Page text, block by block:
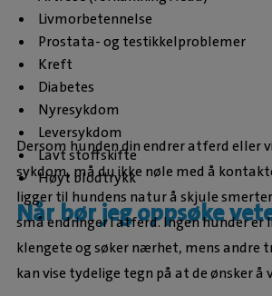
Livmorbetennelse
Prostata- og testikkelproblemer
Kreft
Diabetes
Nyresykdom
Leversykdom
Lavt stoffskifte
Høyt blodtrykk
Når bør jeg oppsøke
Dersom hunden din endrer atferd eller
sykdom, må du ikke nøle med å
ligger til hundens natur å skjule
små endringer i atferd. Ingen hunder er
klengete og søker nærhet, mens andre
kan vise tydelige tegn på at de ønsker å